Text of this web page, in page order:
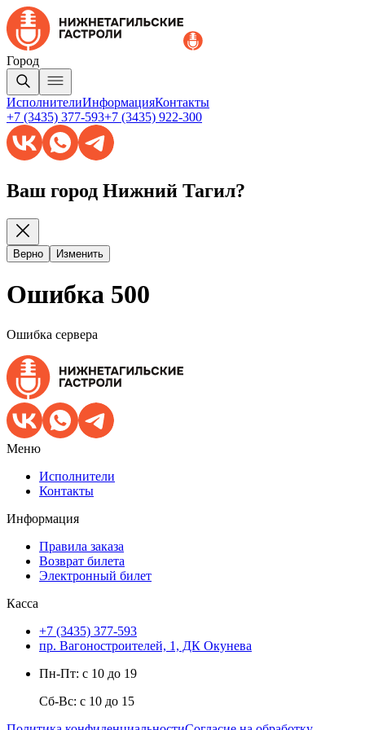
Город
ИсполнителиИнформацияКонтакты
+7 (3435) 377-593+7 (3435) 922-300
Ваш город Нижний Тагил?
Верно Изменить
Ошибка 500
Ошибка сервера
Меню
Исполнители
Контакты
Информация
Правила заказа
Возврат билета
Электронный билет
Касса
+7 (3435) 377-593
пр. Вагоностроителей, 1, ДК Окунева
Пн-Пт: с 10 до 19
Сб-Вс: с 10 до 15